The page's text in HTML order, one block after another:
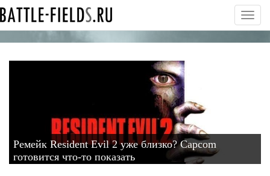
Ремейк Resident Evil 2 уже близко? Capcom
готовится что-то показать